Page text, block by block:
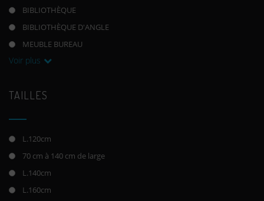
BIBLIOTHÈQUE
BIBLIOTHÈQUE D'ANGLE
MEUBLE BUREAU
Voir plus
TAILLES
L.120cm
70 cm à 140 cm de large
L.140cm
L.160cm